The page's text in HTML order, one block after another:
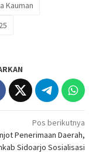
Kauman
Pos berikutnya
Penerimaan Daerah,
Sidoarjo Sosialisasi